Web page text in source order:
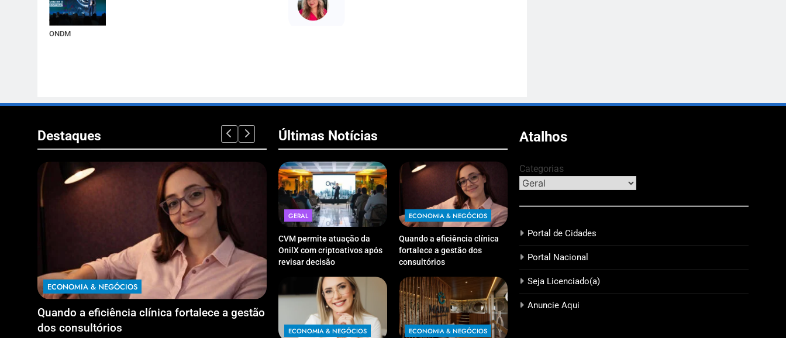
sucesso', em
outubro, no
ONDM
Destaques
ECONOMIA & NEGÓCIOS
Quando a eficiência clínica fortalece a gestão
dos consultórios
ECONOMIA & NEGÓCIOS
Reforma Tributária: sua empresa pagará
mais imposto sobre lucros e dividendos?
ECONOMIA & NEGÓCIOS
O “Efeito Makoa”: Por que a Ciência da
Recuperação é o Modelo de Negócio
Últimas Notícias
GERAL
CVM permite atuação da
OnilX com criptoativos após
revisar decisão
ECONOMIA & NEGÓCIOS
Quando a eficiência clínica
fortalece a gestão dos
consultórios
ECONOMIA & NEGÓCIOS ECONOMIA & NEGÓCIOS
Atalhos
Categorias
Portal de Cidades
Portal Nacional
Seja Licenciado(a)
Anuncie Aqui